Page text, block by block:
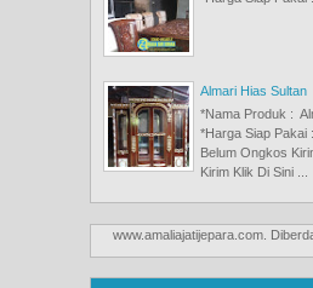
Almari Hias Sultan
*Nama Produk :
*Harga Siap Pakai
Belum Ongkos
Kirim Klik Di Sini ...
www.amaliajatijepara.com.